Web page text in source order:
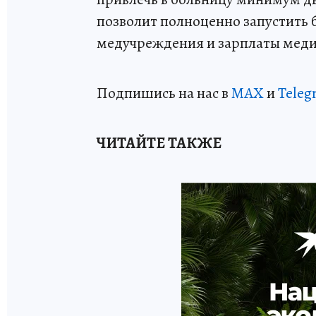
позволит полноценно
медучреждения и зарплаты
Подпишись на нас вМАХи
ЧИТАЙТЕ ТАКЖЕ